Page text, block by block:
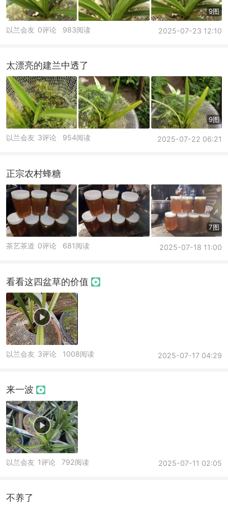
9图
以兰会友 2025-07-23 12:10
0评论 983阅读
太漂亮的建兰中透了
9图
以兰会友 2025-07-22 06:21
3评论 954阅读
正宗农村蜂糖
7图
茶艺茶道 2025-07-18 11:00
0评论 681阅读
看看这四盆草的价值
以兰会友 2025-07-17 04:29
3评论 1008阅读
来一波
以兰会友 2025-07-11 02:05
1评论 792阅读
不养了